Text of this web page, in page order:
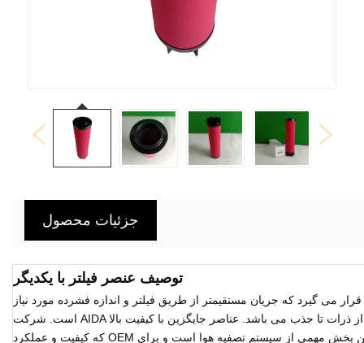
جزئیات محصول
توصیف عنصر فیلتر با یکدیگر
می گیرد که جریان مستقیمتر از طریق فیلتر و اندازه فشرده مورد نیاز
است. شرکت AIDA دارای طیف وسیعی از عناصر فیلتر ادغام کننده از ذرات تا جذب می باشد. عناصر جایگزین با کیفیت بالا
که کیفیت و عملکرد OEM اصلی را برآورده می کند ، ارائه می دهد. این بخش مهمی از سیستم تصفیه هوا است و برای